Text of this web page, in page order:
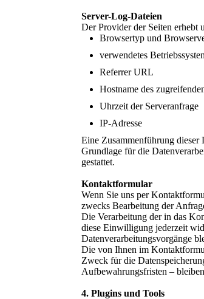
Server-Log-Dateien
Der Provider der Seiten erhebt
Browsertyp und
verwendetes
Referrer URL
Hostname des
Uhrzeit der Serveranfrage
IP-Adresse
Eine Zusammenführung
Grundlage für die
gestattet.
Kontaktformular
Wenn Sie uns per
zwecks Bearbeitung der
Die Verarbeitung der in das
diese Einwilligung jederzeit
Datenverarbeitungsvorgänge
Die von Ihnen im
Zweck für die
Aufbewahrungsfristen –
4. Plugins und Tools